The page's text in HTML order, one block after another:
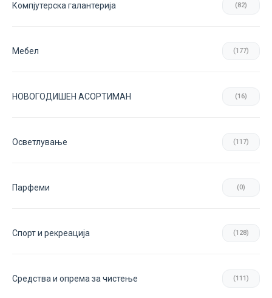
Компјутерска галантерија (82)
Мебел (177)
НОВОГОДИШЕН АСОРТИМАН (16)
Осветлување (117)
Парфеми (0)
Спорт и рекреација (128)
Средства и опрема за чистење (111)